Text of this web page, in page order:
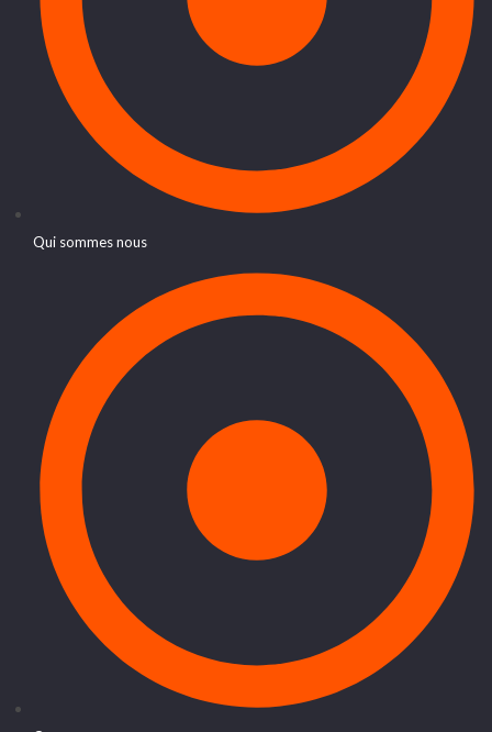
Qui sommes nous